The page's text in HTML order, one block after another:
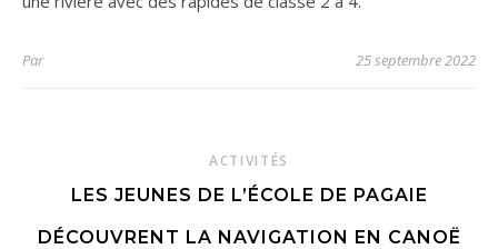
Par 25 septembre 2022
ACTIVITÉS
LES JEUNES DE L’ÉCOLE DE PAGAIE
DÉCOUVRENT LA NAVIGATION EN CANOË